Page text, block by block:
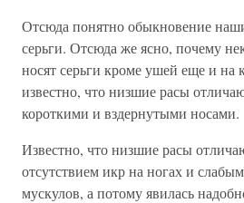
Отсюда понятно обыкновение
серьги. Отсюда же ясно, почему
носят серьги кроме ушей еще и на
известно, что низшие расы
короткими и вздернутыми носами.
Известно, что низшие расы
отсутствием икр на ногах и
мускулов, а потому явилась